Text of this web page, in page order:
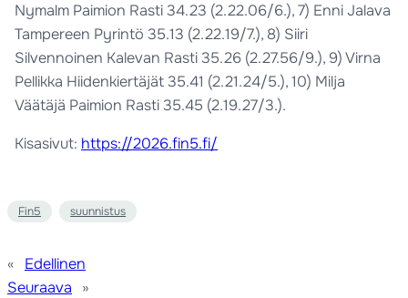
Nymalm Paimion Rasti 34.23 (2.22.06/6.), 7) Enni Jalava
Tampereen Pyrintö 35.13 (2.22.19/7.), 8) Siiri
Silvennoinen Kalevan Rasti 35.26 (2.27.56/9.), 9) Virna
Pellikka Hiidenkiertäjät 35.41 (2.21.24/5.), 10) Milja
Väätäjä Paimion Rasti 35.45 (2.19.27/3.).
Kisasivut: https://2026.fin5.fi/
Fin5 suunnistus
«
Edellinen
Seuraava
»